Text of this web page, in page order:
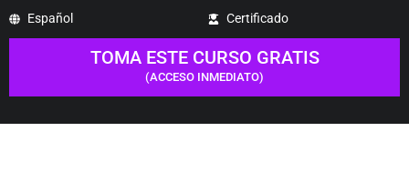
Español
Certificado
TOMA ESTE CURSO GRATIS
(ACCESO INMEDIATO)